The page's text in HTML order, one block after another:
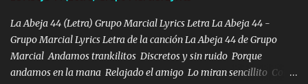
HOMBRE VALIENTE POR ALGO M'URIÓ PELEAND0 SIEMPRE
VIO POR LA FAMILIA PARA QUE SIGA EL LEGADO Es el DOS de
los HERMANOS un cerebro inteligente y com...
La Abeja 44 (Letra) Grupo Marcial Lyrics Letra La Abeja 44 -
Grupo Marcial Lyrics Letra de la canción La Abeja 44 de Grupo
Marcial Andamos trankilitos Discretos y sin ruido Porque
andamos en la mana Relajado el amigo Lo miran sencillito Con